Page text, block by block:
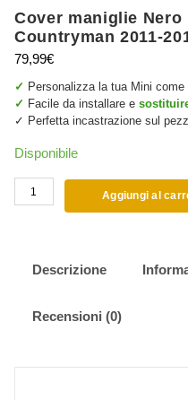
Cover maniglie Nero
Countryman 2011-
79,99€
✓ Personalizza la tua Mini come
✓ Facile da installare e
✓ Perfetta incastrazione sul
Disponibile
Cover
maniglie
MINI
2011-
Aggiungi al
Descrizione
Recensioni (0)